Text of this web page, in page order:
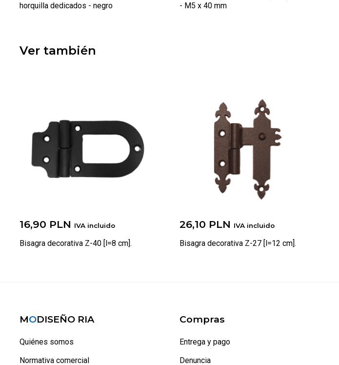
horquilla dedicados - negro
- M5 x 40 mm
Ver también
16,90 PLN IVA incluido
Bisagra decorativa Z-40 [l=8 cm].
26,10 PLN IVA incluido
Bisagra decorativa Z-27 [l=12 cm].
MODISEÑO RIA
Quiénes somos
Normativa comercial
Compras
Entrega y pago
Denuncia